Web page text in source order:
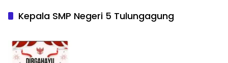
Kepala SMP Negeri 5 Tulungagung